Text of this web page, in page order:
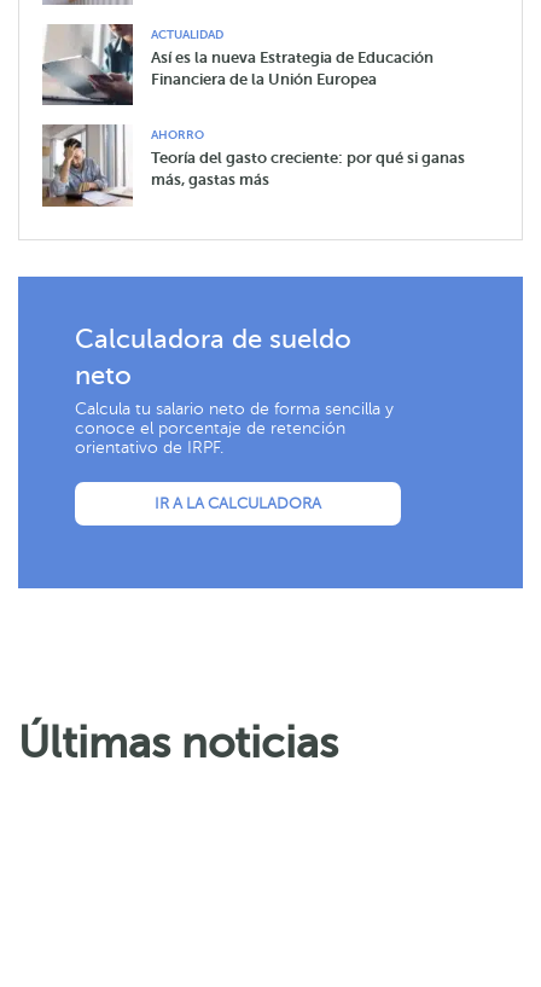
ACTUALIDAD
Así es la nueva Estrategia de Educación
Financiera de la Unión Europea
AHORRO
Teoría del gasto creciente: por qué si ganas
más, gastas más
Calculadora de sueldo
neto
Calcula tu salario neto de forma sencilla y
conoce el porcentaje de retención
orientativo de IRPF.
IR A LA CALCULADORA
Últimas noticias